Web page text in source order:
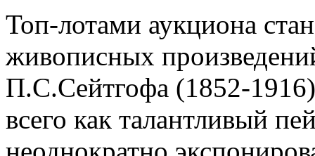
Топ-лотами аукциона
живописных
П.С.Сейтгофа (1852-
всего как талантливый